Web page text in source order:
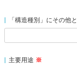
「構造種別」にその他
主要用途 ※